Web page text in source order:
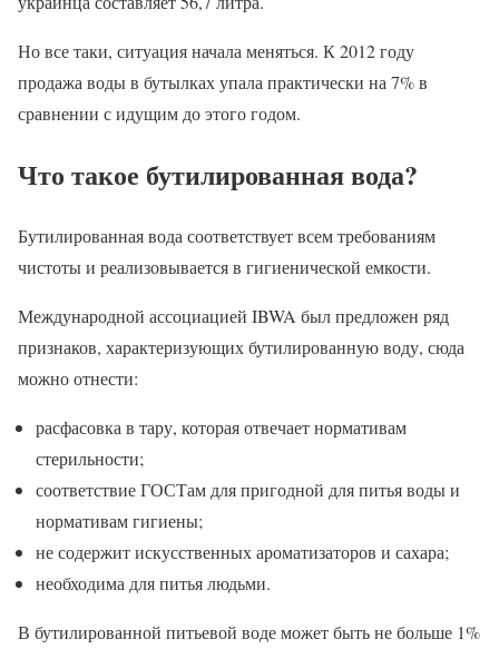
Но все таки, ситуация начала меняться. К 2012 году
продажа воды в бутылках упала практически на 7% в
сравнении с идущим до этого годом.
Что такое бутилированная вода?
Бутилированная вода соответствует всем требованиям
чистоты и реализовывается в гигиенической емкости.
Международной ассоциацией IBWA был предложен ряд
признаков, характеризующих бутилированную воду, сюда
можно отнести:
расфасовка в тару, которая отвечает нормативам
стерильности;
соответствие ГОСТам для пригодной для питья воды и
нормативам гигиены;
не содержит искусственных ароматизаторов и сахара;
необходима для питья людьми.
В бутилированной питьевой воде может быть не больше 1%